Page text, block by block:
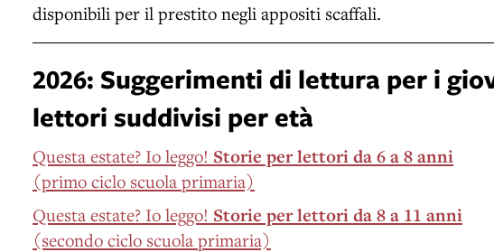
disponibili per il prestito negli appositi scaffali.
2026: Suggerimenti di lettura per i
lettori suddivisi per età
Questa estate? Io leggo! Storie per lettori da 6 a 8 anni
(primo ciclo scuola primaria)
Questa estate? Io leggo! Storie per lettori da 8 a 11 anni
(secondo ciclo scuola primaria)